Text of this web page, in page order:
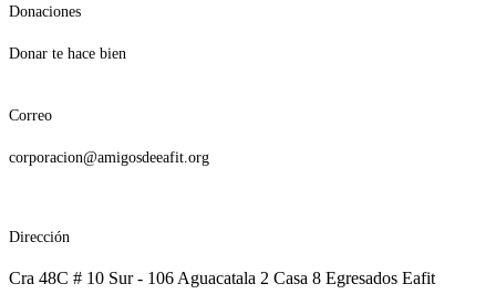
Donaciones
Donar te hace bien
Correo
corporacion@amigosdeeafit.org
Dirección
Cra 48C # 10 Sur - 106 Aguacatala 2 Casa 8 Egresados Eafit